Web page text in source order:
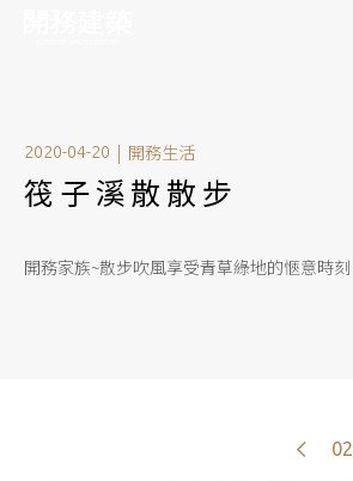
2020-04-20 | 開務生活
筏子溪散散步
開務家族~散步吹風享受青草綠地的愜意時刻
02